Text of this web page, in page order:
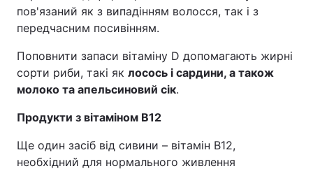
пов'язаний як з випадінням волосся, так і з
передчасним посивінням.
Поповнити запаси вітаміну D допомагають жирні
сорти риби, такі як лосось і сардини, а також
молоко та апельсиновий сік.
Продукти з вітаміном B12
Ще один засіб від сивини – вітамін B12,
необхідний для нормального живлення